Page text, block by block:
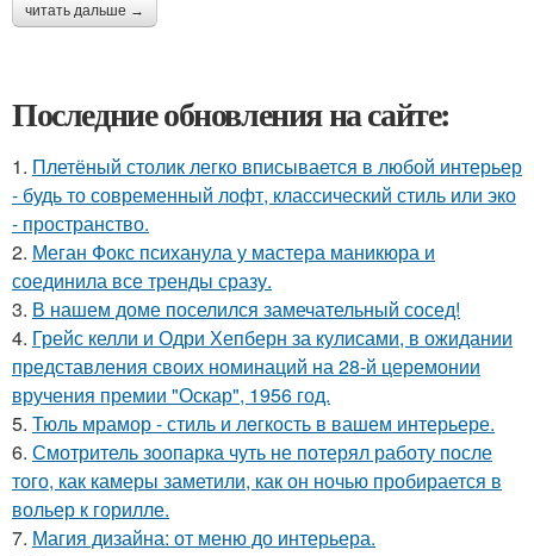
читать дальше →
Последние обновления на сайте:
1. Плетёный столик легко вписывается в любой интерьер
- будь то современный лофт, классический стиль или эко
- пространство.
2. Меган Фокс психанула у мастера маникюра и
соединила все тренды сразу.
3. В нашем доме поселился замечательный сосед!
4. Грейс келли и Одри Хепберн за кулисами, в ожидании
представления своих номинаций на 28-й церемонии
вручения премии "Оскар", 1956 год.
5. Тюль мрамор - стиль и лeгкость в вашем интерьере.
6. Смотритель зоопарка чуть не потерял работу после
того, как камеры заметили, как он ночью пробирается в
вольер к горилле.
7. Магия дизайна: от меню до интерьера.